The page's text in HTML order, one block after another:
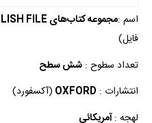
اسم :مجموعه کتاب‌های American ENGLISH FILE
فایل)
تعداد سطوح : شش سطح
انتشارات : OXFORD (آکسفورد)
لهجه :آمریکائی